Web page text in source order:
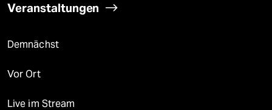
Veranstaltungen
Demnächst
Vor Ort
Live im Stream